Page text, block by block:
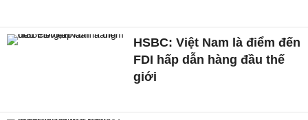
HSBC: Việt Nam là điểm đến
FDI hấp dẫn hàng đầu thế
giới